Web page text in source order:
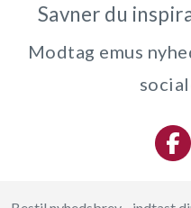
Savner du
Modtag emus